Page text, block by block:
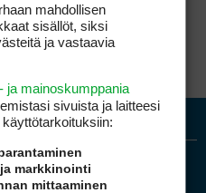
mahdollisen
sisällöt, siksi
ja vastaavia
ja mainoskumppania
sivuista ja laitteesi
markkinointi
mittaaminen